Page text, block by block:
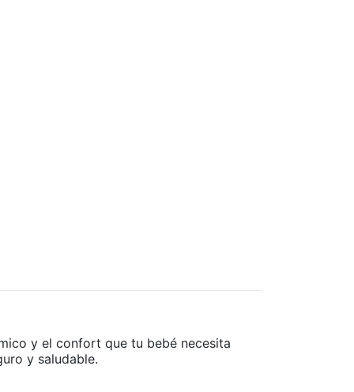
y el confort que tu bebé necesita
y saludable.